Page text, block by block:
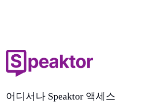
어디서나 Speaktor 액세스